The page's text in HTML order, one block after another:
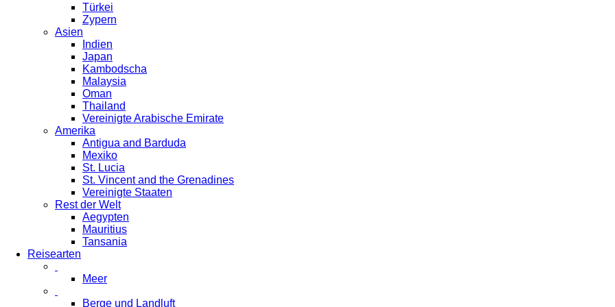
Türkei
Zypern
Asien
Indien
Japan
Kambodscha
Malaysia
Oman
Thailand
Vereinigte Arabische Emirate
Amerika
Antigua and Barduda
Mexiko
St. Lucia
St. Vincent and the Grenadines
Vereinigte Staaten
Rest der Welt
Aegypten
Mauritius
Tansania
Reisearten
Meer
Berge und Landluft